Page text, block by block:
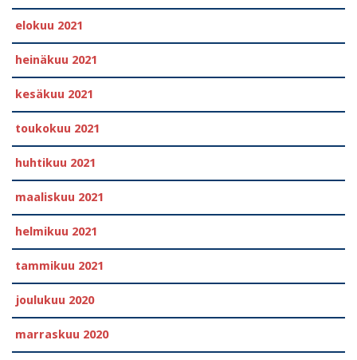
elokuu 2021
heinäkuu 2021
kesäkuu 2021
toukokuu 2021
huhtikuu 2021
maaliskuu 2021
helmikuu 2021
tammikuu 2021
joulukuu 2020
marraskuu 2020